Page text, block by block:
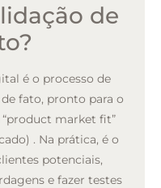
de
é o processo de
fato, pronto para o
market fit”
. Na prática, é o
potenciais,
e fazer testes